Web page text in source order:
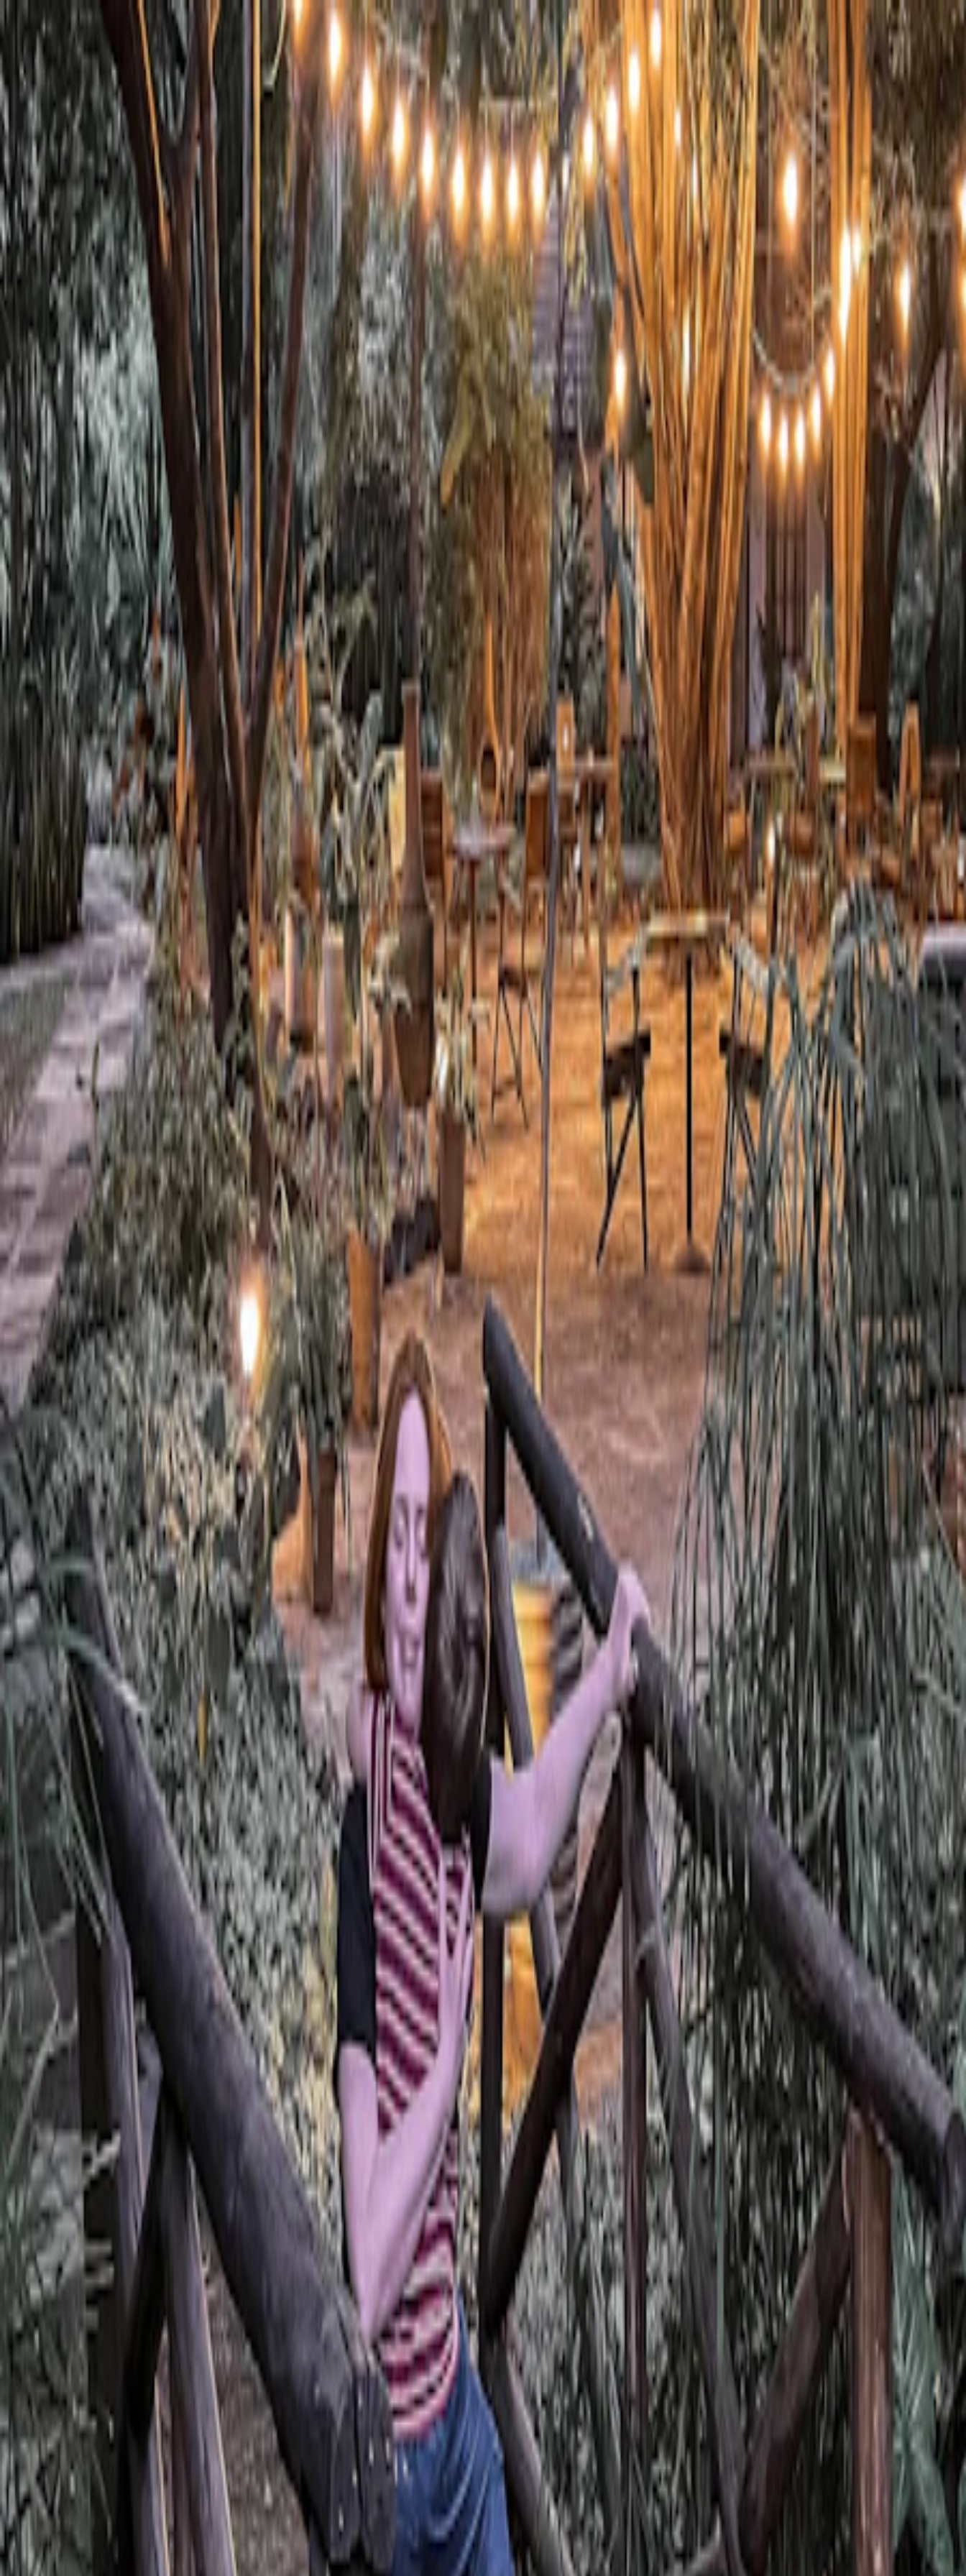
Planifiez sereinement : modification et annulation flexibles, et prix des vols stables depuis plus d'un an.
Destinations Thèmes Activités
Offres
Consultation d'expert
Se connecter